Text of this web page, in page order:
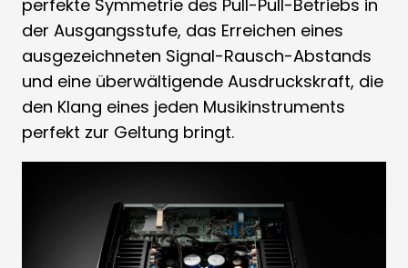
perfekte Symmetrie des Pull-Pull-Betriebs in
der Ausgangsstufe, das Erreichen eines
ausgezeichneten Signal-Rausch-Abstands
und eine überwältigende Ausdruckskraft, die
den Klang eines jeden Musikinstruments
perfekt zur Geltung bringt.